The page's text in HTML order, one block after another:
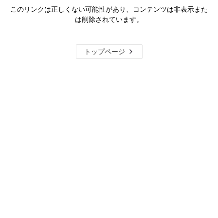
このリンクは正しくない可能性があり、コンテンツは非表示また
は削除されています。
トップページ